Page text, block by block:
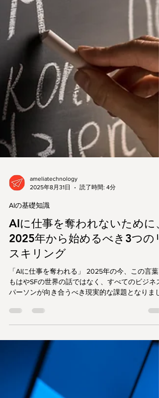
ameliatechnology
2025年8月31日
読了時間: 4分
AIの基礎知識
AIに仕事を奪われないために
2025年から始めるべき3つのリ
パーソンが向き合うべき現実的な課題となりまし
た。生成AIは驚異的なスピードで進化を遂げ、こ
まで人間が担ってきた知的作業を次々と代替し始
めています。